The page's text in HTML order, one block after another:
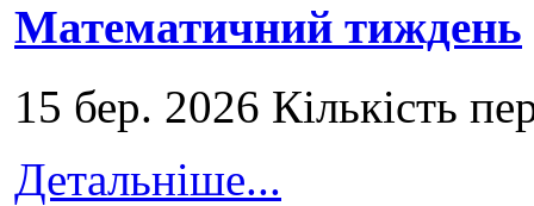
Математичний тиждень
15 бер. 2026 Кількість
Детальніше...